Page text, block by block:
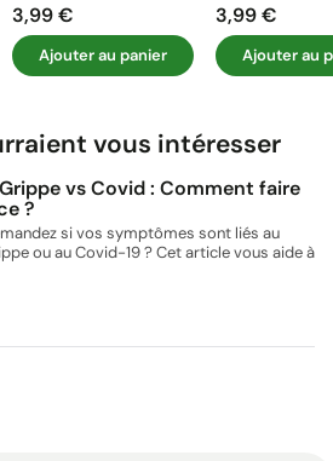
Prix
3,99 €
Ajouter au panier
Prix
3,99 €
Ajouter au
vous intéresser
vs Covid : Comment faire
?
si vos symptômes sont liés au
ou au Covid-19 ? Cet article vous aide à